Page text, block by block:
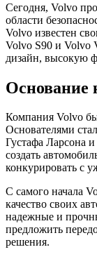
Сегодня, Volvo
области
Volvo известен
Volvo S90 и Volvo
дизайн, высокую
Основание
Компания Volvo
Основателями
Густафа Ларсона
создать
конкурировать с
С самого начала
качество своих
надежные и
предложить
решения.